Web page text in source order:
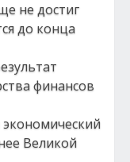
не достиг
до конца
финансов
Великой